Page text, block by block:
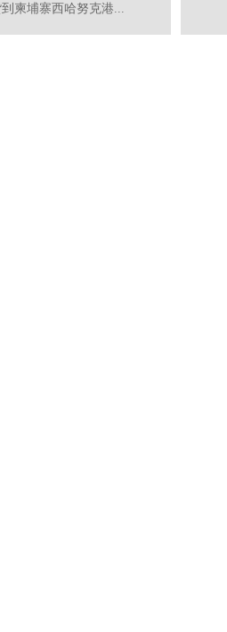
柬埔寨西哈努克港...